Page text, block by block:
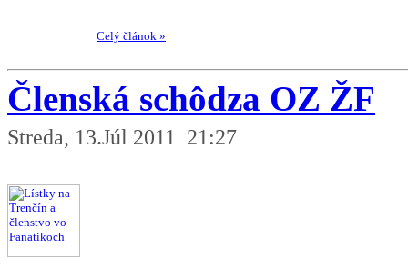
Celý článok »
Členská schôdza OZ ŽF
Streda, 13.Júl 2011 21:27